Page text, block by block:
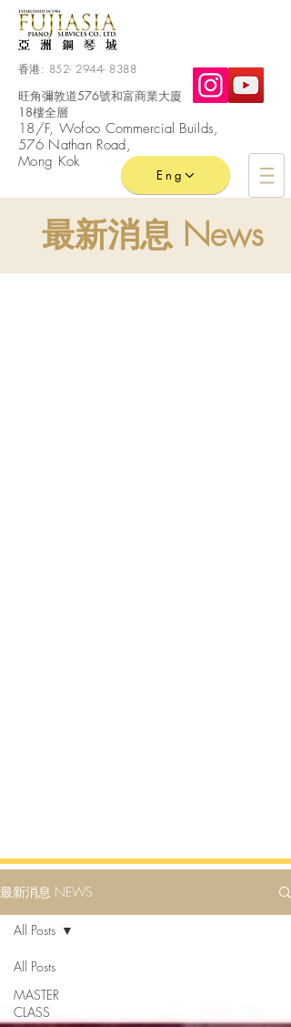
香港: 852- 2944- 8388
旺角彌敦道576號和富商業大廈
18樓全層
​18/F, Wofoo Commercial Builds,
576 Nathan Road,
Mong Kok
Eng
最新消息 News
最新消息 NEWS
All Posts
MASTER
CLASS
All Posts